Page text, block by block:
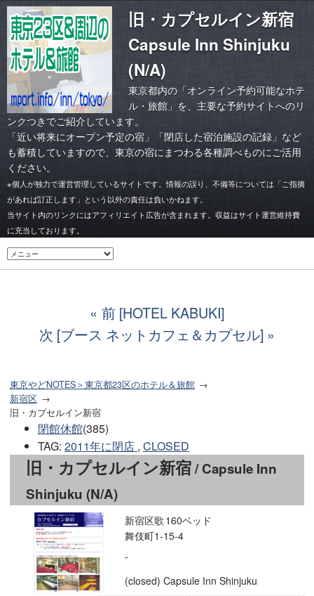
旧・カプセルイン新宿
Capsule Inn Shinjuku
(N/A)
東京都内の「オンライン予約可能なホテ
ル・旅館」を、主要な予約サイトへのリ
ンクつきでご紹介しています。
「近い将来にオープン予定の宿 」「閉店した宿泊施設の記録 」など
も蓄積していますので、東京の宿にまつわる各種調べものにご活用
ください。
※個人が独力で運営管理しているサイトです。情報の誤り、不備等については「ご指摘
があれば訂正します」という以外の責任は負いかねます。
当サイト内のリンクにはアフィリエイト広告が含まれます。収益はサイト運営維持費
に充当しております。
前 [HOTEL KABUKI]
次 [ブース ネットカフェ＆カプセル]
東京やどNOTES＞東京都23区のホテル＆旅館
新宿区
旧・カプセルイン新宿
閉館休館(385)
TAG: 2011年に閉店 , CLOSED
旧・カプセルイン新宿/ Capsule Inn
Shinjuku (N/A)
160ベッド
新宿区歌
舞伎町1-15-4
-
(closed) Capsule Inn Shinjuku